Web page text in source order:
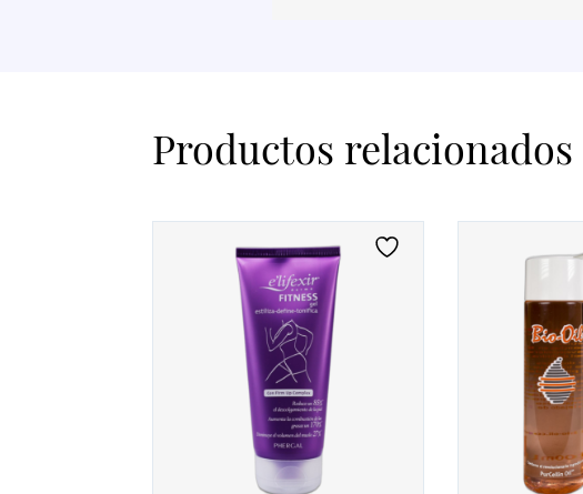
Productos relacionados